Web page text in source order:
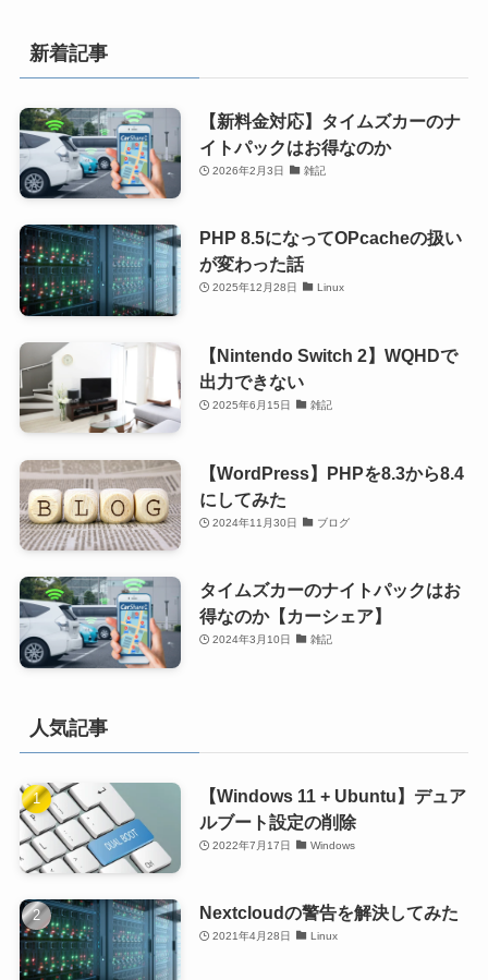
新着記事
【新料金対応】タイムズカーのナ
イトパックはお得なのか
2026年2月3日 雑記
PHP 8.5になってOPcacheの扱い
が変わった話
2025年12月28日 Linux
【Nintendo Switch 2】WQHDで
出力できない
2025年6月15日 雑記
【WordPress】PHPを8.3から8.4
にしてみた
2024年11月30日 ブログ
タイムズカーのナイトパックはお
得なのか【カーシェア】
2024年3月10日 雑記
人気記事
【Windows 11 + Ubuntu】デュア
ルブート設定の削除
2022年7月17日 Windows
Nextcloudの警告を解決してみた
2021年4月28日 Linux